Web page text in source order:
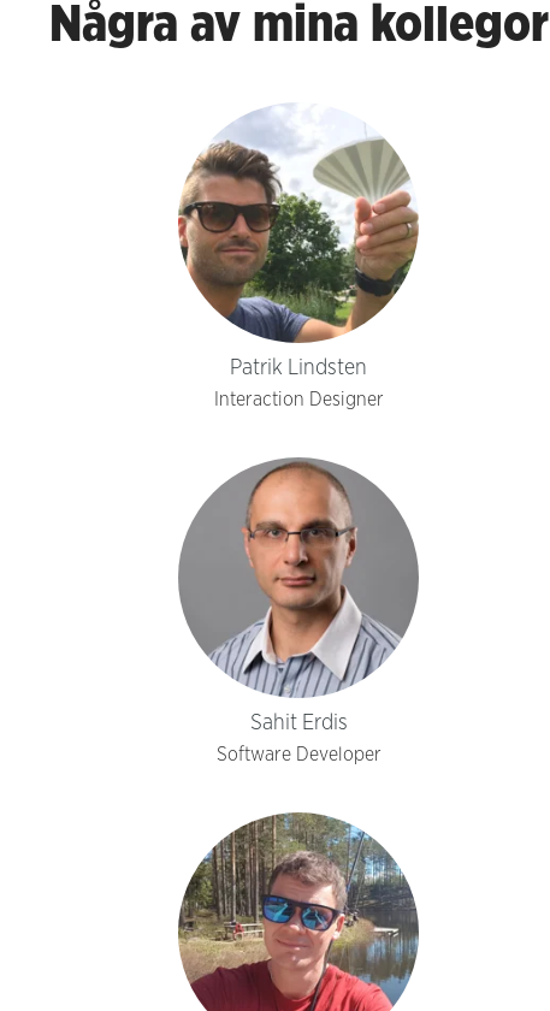
Några av mina kollegor
Patrik Lindsten
Interaction Designer
Sahit Erdis
Software Developer